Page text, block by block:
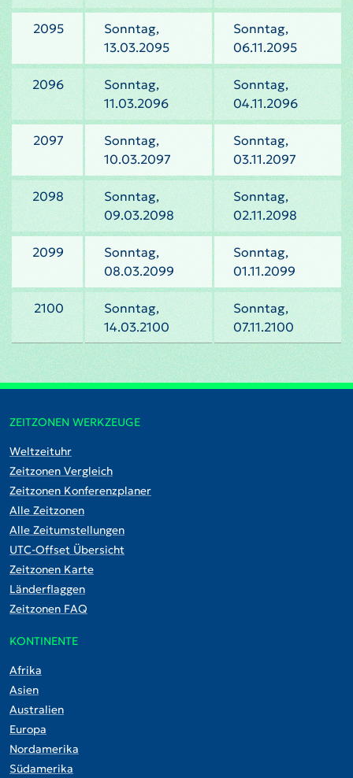
2095
Sonntag,
13.03.2095
Sonntag,
06.11.2095
2096
Sonntag,
11.03.2096
Sonntag,
04.11.2096
2097
Sonntag,
10.03.2097
Sonntag,
03.11.2097
2098
Sonntag,
09.03.2098
Sonntag,
02.11.2098
2099
Sonntag,
08.03.2099
Sonntag,
01.11.2099
2100
Sonntag,
14.03.2100
Sonntag,
07.11.2100
ZEITZONEN WERKZEUGE
Weltzeituhr
Zeitzonen Vergleich
Zeitzonen Konferenzplaner
Alle Zeitzonen
Alle Zeitumstellungen
UTC-Offset Übersicht
Zeitzonen Karte
Länderflaggen
Zeitzonen FAQ
KONTINENTE
Afrika
Asien
Australien
Europa
Nordamerika
Südamerika